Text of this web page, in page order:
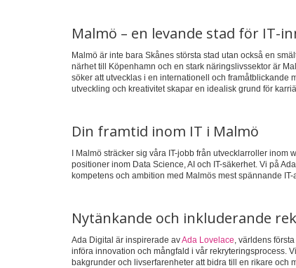
Malmö – en levande stad för IT-
Malmö är inte bara Skånes största stad utan också en
närhet till Köpenhamn och en stark näringslivssektor är
söker att utvecklas i en internationell och framåtblickande
utveckling och kreativitet skapar en idealisk grund för
Din framtid inom IT i Malmö
I Malmö sträcker sig våra IT-jobb från utvecklarroller inom
positioner inom Data Science, AI och IT-säkerhet. Vi på
kompetens och ambition med Malmös mest spännande
Nytänkande och inkluderande
Ada Digital är inspirerade avAda Lovelace, världens
införa innovation och mångfald i vår rekryteringsprocess.
bakgrunder och livserfarenheter att bidra till en rikare och